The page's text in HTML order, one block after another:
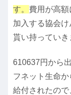
す。 費用が高
加入する協会
貰い持っていき
610637円から
フネット生命
給付されたので